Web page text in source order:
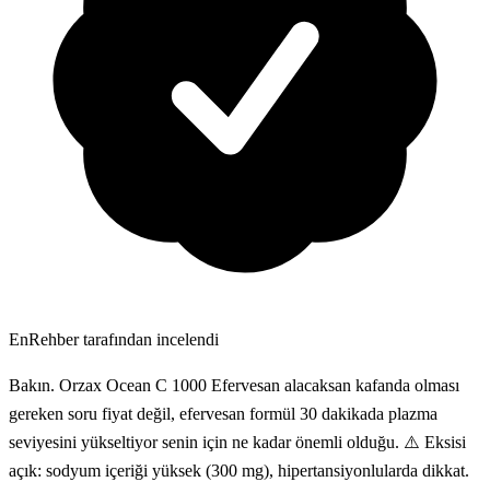
EnRehber tarafından incelendi
Bakın. Orzax Ocean C 1000 Efervesan alacaksan kafanda olması
gereken soru fiyat değil, efervesan formül 30 dakikada plazma
seviyesini yükseltiyor senin için ne kadar önemli olduğu. ⚠️ Eksisi
açık: sodyum içeriği yüksek (300 mg), hipertansiyonlularda dikkat.